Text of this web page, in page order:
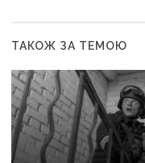
ТАКОЖ ЗА ТЕМОЮ